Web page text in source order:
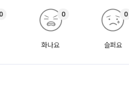
화나요
0
슬퍼요
0